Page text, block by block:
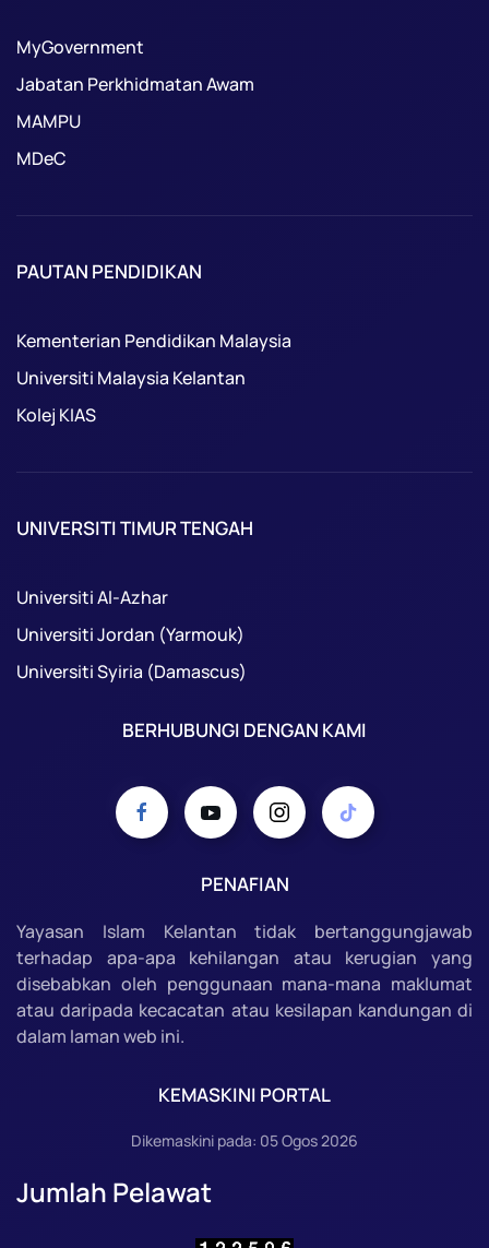
MyGovernment
Jabatan Perkhidmatan Awam
MAMPU
MDeC
PAUTAN PENDIDIKAN
Kementerian Pendidikan Malaysia
Universiti Malaysia Kelantan
Kolej KIAS
UNIVERSITI TIMUR TENGAH
Universiti Al-Azhar
Universiti Jordan (Yarmouk)
Universiti Syiria (Damascus)
BERHUBUNGI DENGAN KAMI
PENAFIAN
Yayasan Islam Kelantan tidak bertanggungjawab
terhadap apa-apa kehilangan atau kerugian yang
disebabkan oleh penggunaan mana-mana maklumat
atau daripada kecacatan atau kesilapan kandungan di
dalam laman web ini.
KEMASKINI PORTAL
Dikemaskini pada: 05 Ogos 2026
Jumlah Pelawat